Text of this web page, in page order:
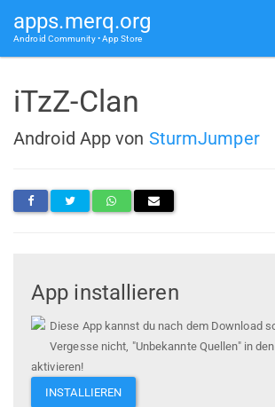
apps.merq.org
Android Community • App Store
iTzZ-Clan
Android App von SturmJumper
App installieren
Diese App kannst du nach dem Download
Vergesse nicht, "Unbekannte Quellen" in
aktivieren!
INSTALLIEREN